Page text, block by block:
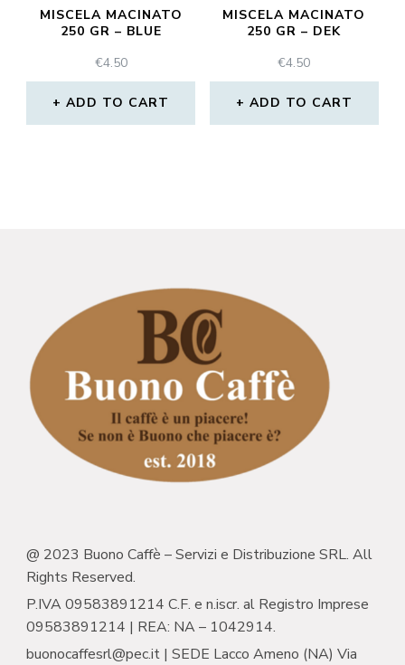
MISCELA MACINATO
250 GR – BLUE
€4.50
ADD TO CART
MISCELA MACINATO
250 GR – DEK
€4.50
ADD TO CART
@ 2023 Buono Caffè – Servizi e Distribuzione SRL. All
Rights Reserved.
P.IVA 09583891214 C.F. e n.iscr. al Registro Imprese
09583891214 | REA: NA – 1042914.
buonocaffesrl@pec.it | SEDE Lacco Ameno (NA) Via